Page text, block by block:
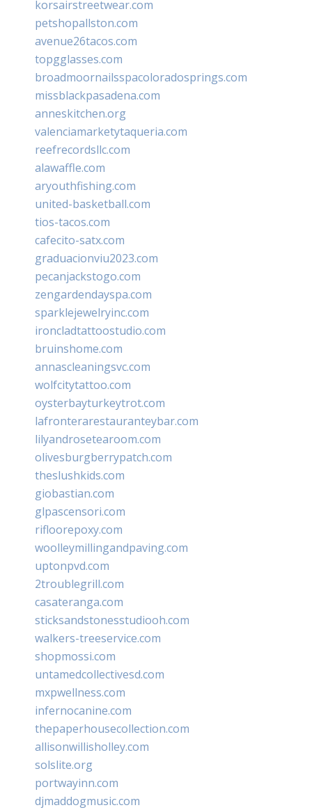
korsairstreetwear.com
petshopallston.com
avenue26tacos.com
topgglasses.com
broadmoornailsspacoloradosprings.com
missblackpasadena.com
anneskitchen.org
valenciamarketytaqueria.com
reefrecordsllc.com
alawaffle.com
aryouthfishing.com
united-basketball.com
tios-tacos.com
cafecito-satx.com
graduacionviu2023.com
pecanjackstogo.com
zengardendayspa.com
sparklejewelryinc.com
ironcladtattoostudio.com
bruinshome.com
annascleaningsvc.com
wolfcitytattoo.com
oysterbayturkeytrot.com
lafronterarestauranteybar.com
lilyandrosetearoom.com
olivesburgberrypatch.com
theslushkids.com
giobastian.com
glpascensori.com
rifloorepoxy.com
woolleymillingandpaving.com
uptonpvd.com
2troublegrill.com
casateranga.com
sticksandstonesstudiooh.com
walkers-treeservice.com
shopmossi.com
untamedcollectivesd.com
mxpwellness.com
infernocanine.com
thepaperhousecollection.com
allisonwillisholley.com
solslite.org
portwayinn.com
djmaddogmusic.com